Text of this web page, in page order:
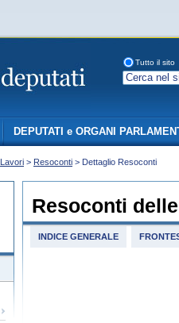
Tutto il sito
DEPUTATI e ORGANI
Lavori > Resoconti > Dettaglio Resoconti
Resoconti
INDICE GENERALE